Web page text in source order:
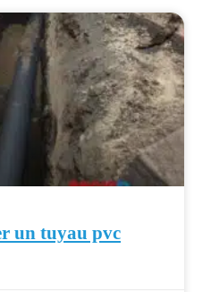
un tuyau pvc